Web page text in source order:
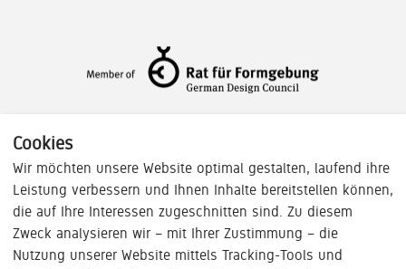
Cookies
Wir möchten unsere Website optimal gestalten, laufend ihre
Leistung verbessern und Ihnen Inhalte bereitstellen können,
die auf Ihre Interessen zugeschnitten sind. Zu diesem
Zweck analysieren wir – mit Ihrer Zustimmung – die
Nutzung unserer Website mittels Tracking-Tools und